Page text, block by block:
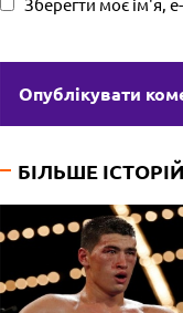
БІЛЬШЕ ІСТОРІЙ